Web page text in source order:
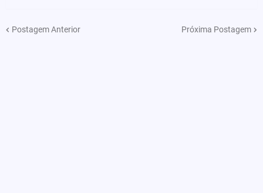
Postagem Anterior Próxima Postagem